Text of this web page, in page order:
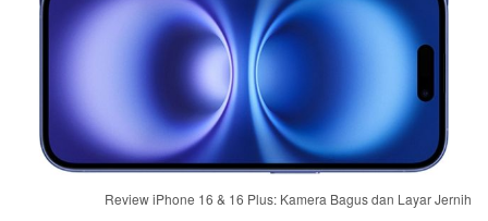
Review iPhone 16 & 16 Plus: Kamera Bagus dan Layar Jernih